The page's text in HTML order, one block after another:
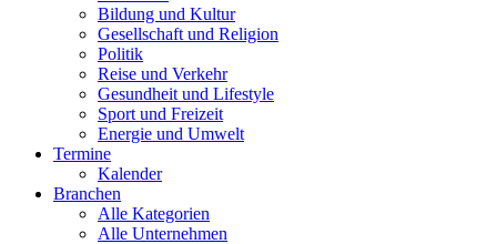
Bildung und Kultur
Gesellschaft und Religion
Politik
Reise und Verkehr
Gesundheit und Lifestyle
Sport und Freizeit
Energie und Umwelt
Termine
Kalender
Branchen
Alle Kategorien
Alle Unternehmen